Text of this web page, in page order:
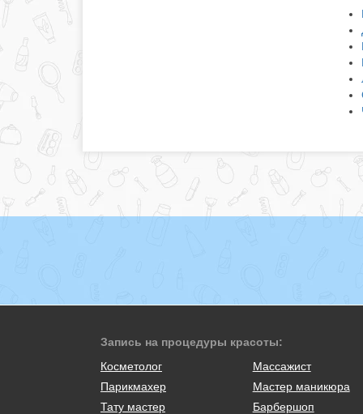
Запись на процедуры красоты:
Косметолог
Массажист
Парикмахер
Мастер маникюра
Тату мастер
Барбершоп